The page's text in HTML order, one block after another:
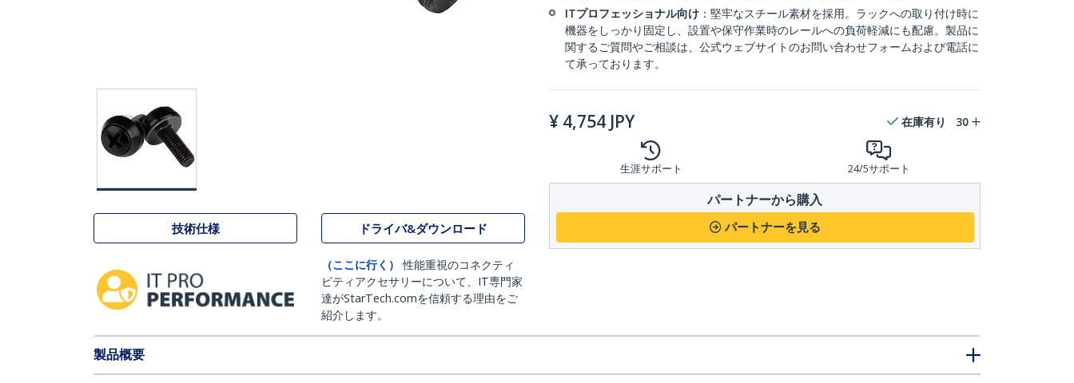
技術仕様 ドライバ&ダウンロード
（ここに行く）
性能重視のコネクティ
ビティアクセサリーについて、IT専門家
達がStarTech.comを信頼する理由をご
紹介します。
ITプロフェッショナル向け ：堅牢なスチール素材を採用。ラックへの取り付け時に
機器をしっかり固定し、設置や保守作業時のレールへの負荷軽減にも配慮。製品に
関するご質問やご相談は、公式ウェブサイトのお問い合わせフォームおよび電話に
て承っております。
¥ 4,754 JPY 在庫有り 30
生涯サポート 24/5サポート
パートナーから購入
パートナーを見る
製品概要